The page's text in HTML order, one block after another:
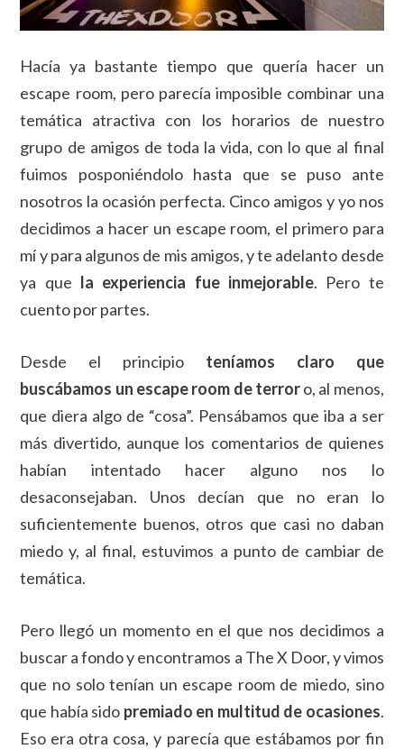
Hacía ya bastante tiempo que quería hacer un
escape room, pero parecía imposible combinar una
temática atractiva con los horarios de nuestro
grupo de amigos de toda la vida, con lo que al final
fuimos posponiéndolo hasta que se puso ante
nosotros la ocasión perfecta. Cinco amigos y yo nos
decidimos a hacer un escape room, el primero para
mí y para algunos de mis amigos, y te adelanto desde
ya que la experiencia fue inmejorable. Pero te
cuento por partes.
Desde el principio teníamos claro que
buscábamos un escape room de terroro, al menos,
que diera algo de “cosa”. Pensábamos que iba a ser
más divertido, aunque los comentarios de quienes
habían intentado hacer alguno nos lo
desaconsejaban. Unos decían que no eran lo
suficientemente buenos, otros que casi no daban
miedo y, al final, estuvimos a punto de cambiar de
temática.
Pero llegó un momento en el que nos decidimos a
buscar a fondo y encontramos a The X Door, y vimos
que no solo tenían un escape room de miedo, sino
que había sido premiado en multitud de ocasiones.
Eso era otra cosa, y parecía que estábamos por fin